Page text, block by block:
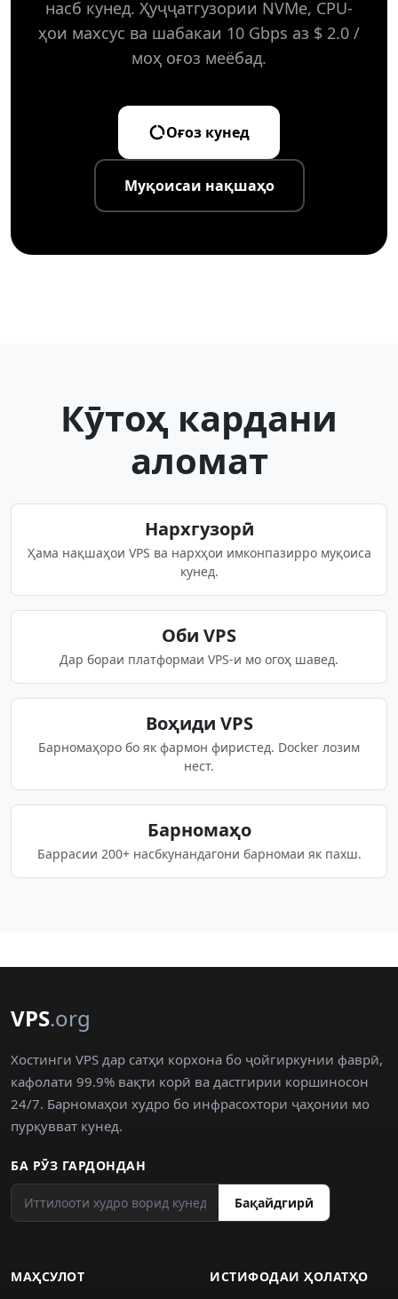
насб кунед. Ҳуҷҷатгузории NVMe, CPU-
ҳои махсус ва шабакаи 10 Gbps аз $ 2.0 /
моҳ оғоз меёбад.
Оғоз кунед
Муқоисаи нақшаҳо
Кӯтоҳ кардани
аломат
Нархгузорӣ
Ҳама нақшаҳои VPS ва нархҳои имконпазирро муқоиса
кунед.
Оби VPS
Дар бораи платформаи VPS-и мо огоҳ шавед.
Воҳиди VPS
Барномаҳоро бо як фармон фиристед. Docker лозим
нест.
Барномаҳо
Баррасии 200+ насбкунандагони барномаи як пахш.
VPS.org
Хостинги VPS дар сатҳи корхона бо ҷойгиркунии фаврӣ,
кафолати 99.9% вақти корӣ ва дастгирии коршиносон
24/7. Барномаҳои худро бо инфрасохтори ҷаҳонии мо
пурқувват кунед.
БА РӮЗ ГАРДОНДАН
Бақайдгирӣ
МАҲСУЛОТ
ИСТИФОДАИ ҲОЛАТҲО